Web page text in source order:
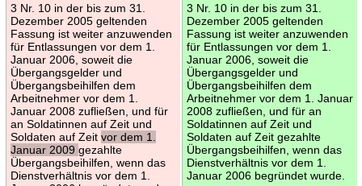
3 Nr. 10 in der bis zum 31.
Dezember 2005 geltenden
Fassung ist weiter anzuwenden
für Entlassungen vor dem 1.
Januar 2006, soweit die
Übergangsgelder und
Übergangsbeihilfen dem
Arbeitnehmer vor dem 1.
Januar 2008 zufließen, und für
an Soldatinnen auf Zeit und
Soldaten auf Zeit vor dem 1.
Januar 2009 gezahlte
Übergangsbeihilfen, wenn das
Dienstverhältnis vor dem 1.
3 Nr. 10 in der bis zum 31.
Dezember 2005 geltenden
Fassung ist weiter anzuwenden
für Entlassungen vor dem 1.
Januar 2006, soweit die
Übergangsgelder und
Übergangsbeihilfen dem
Arbeitnehmer vor dem 1. Januar
2008 zufließen, und für an
Soldatinnen auf Zeit und
Soldaten auf Zeit gezahlte
Übergangsbeihilfen, wenn das
Dienstverhältnis vor dem 1.
Januar 2006 begründet wurde.